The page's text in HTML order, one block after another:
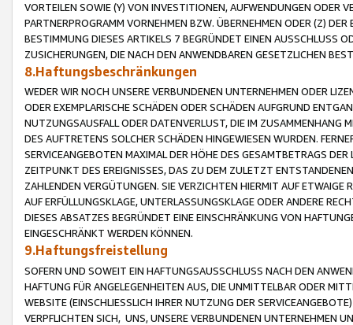
VORTEILEN SOWIE (Y) VON INVESTITIONEN, AUFWENDUNGEN ODER
PARTNERPROGRAMM VORNEHMEN BZW. ÜBERNEHMEN ODER (Z)
BESTIMMUNG DIESES ARTIKELS 7 BEGRÜNDET EINEN AUSSCHLUSS
ZUSICHERUNGEN, DIE NACH DEN ANWENDBAREN GESETZLICHEN
8.Haftungsbeschränkungen
WEDER WIR NOCH UNSERE VERBUNDENEN UNTERNEHMEN ODER
ODER EXEMPLARISCHE SCHÄDEN ODER SCHÄDEN AUFGRUND
NUTZUNGSAUSFALL ODER DATENVERLUST, DIE IM ZUSAMMENHANG
DES AUFTRETENS SOLCHER SCHÄDEN HINGEWIESEN WURDEN.
SERVICEANGEBOTEN MAXIMAL DER HÖHE DES GESAMTBETRAGS
ZEITPUNKT DES EREIGNISSES, DAS ZU DEM ZULETZT
ZAHLENDEN VERGÜTUNGEN. SIE VERZICHTEN HIERMIT AUF
AUF ERFÜLLUNGSKLAGE, UNTERLASSUNGSKLAGE ODER ANDERE
DIESES ABSATZES BEGRÜNDET EINE EINSCHRÄNKUNG VON
EINGESCHRÄNKT WERDEN KÖNNEN.
9.Haftungsfreistellung
SOFERN UND SOWEIT EIN HAFTUNGSAUSSCHLUSS NACH DEN
HAFTUNG FÜR ANGELEGENHEITEN AUS, DIE UNMITTELBAR ODER
WEBSITE (EINSCHLIESSLICH IHRER NUTZUNG DER
VERPFLICHTEN SICH, UNS, UNSERE VERBUNDENEN UNTERNEHMEN